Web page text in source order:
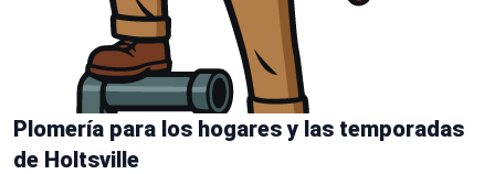
Plomería para los hogares y las temporadas
de Holtsville